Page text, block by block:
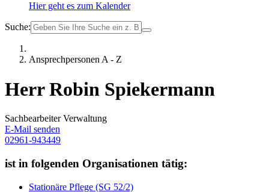
Hier geht es zum Kalender
Suche:
Ansprechpersonen A - Z
Herr Robin Spiekermann
Sachbearbeiter Verwaltung
E-Mail senden
02961-943449
ist in folgenden Organisationen tätig:
Stationäre Pflege (SG 52/2)